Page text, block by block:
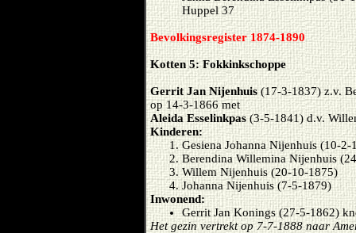
Huppel 37
Bevolkingsregister 1874-1890
Kotten 5: Fokkinkschoppe
Gerrit Jan Nijenhuis (17-3-1837) z.v.
op 14-3-1866 met
Aleida Esselinkpas(3-5-1841) d.v.
Kinderen:
Gesiena Johanna Nijenhuis (10-2-
Berendina Willemina Nijenhuis
Willem Nijenhuis (20-10-1875)
Johanna Nijenhuis (7-5-1879)
Inwonend:
Gerrit Jan Konings (27-5-1862)
Het gezin vertrekt op 7-7-1888 naar